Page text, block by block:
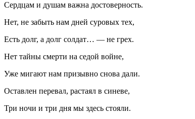
Сердцам и душам важна достоверность.
Нет, не забыть нам дней суровых тех,
Есть долг, а долг солдат… — не грех.
Нет тайны смерти на седой войне,
Уже мигают нам призывно снова дали.
Оставлен перевал, растаял в синеве,
Три ночи и три дня мы здесь стояли.